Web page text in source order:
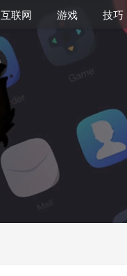
互联网 游戏 技巧